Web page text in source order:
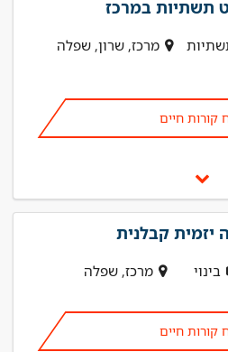
תשתיות במרכז
מרכז, שרון, שפלה
קורות חיים
יזמית קבלנית
בינוי מרכז, שפלה
קורות חיים